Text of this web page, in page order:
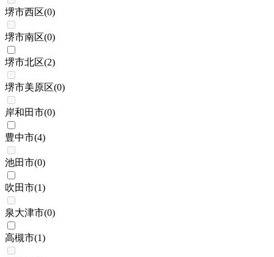
堺市西区(0)
堺市南区(0)
堺市北区(2)
堺市美原区(0)
岸和田市(0)
豊中市(4)
池田市(0)
吹田市(1)
泉大津市(0)
高槻市(1)